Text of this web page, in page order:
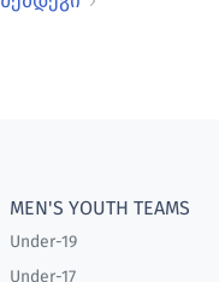
MEN'S YOUTH TEAMS
Under-19
Under-17